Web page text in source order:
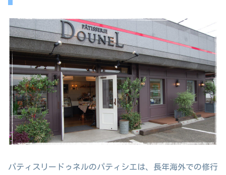
パティスリードゥネルのパティシエは、長年海外での修行